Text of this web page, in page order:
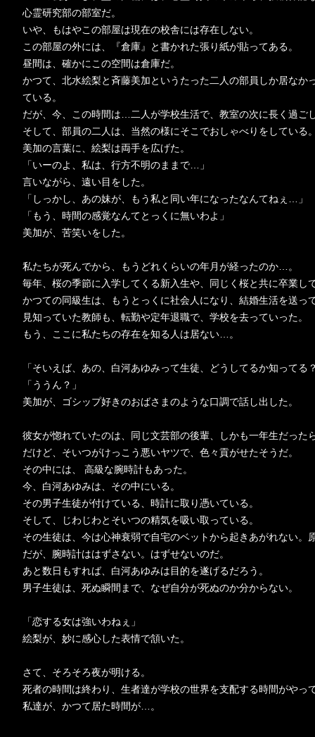
心霊研究部の部室だ。
いや、もはやこの部屋は現在の校舎には存在しない。
この部屋の外には、『倉庫』と書かれた張り紙が貼ってある。
昼間は、確かにこの空間は倉庫だ。
かつて、北水絵梨と斉藤美加というたった二人の部員しか居な
ている。
だが、今、この時間は…二人が学校生活で、教室の次に長く過ご
そして、部員の二人は、当然の様にそこでおしゃべりをしている
美加の言葉に、絵梨は両手を広げた。
「いーのよ、私は、行方不明のままで…」
言いながら、遠い目をした。
「しっかし、あの妹が、もう私と同い年になったなんてねぇ…」
「もう、時間の感覚なんてとっくに無いわよ」
美加が、苦笑いをした。
私たちが死んでから、もうどれくらいの年月が経ったのか…。
毎年、桜の季節に入学してくる新入生や、同じく桜と共に卒業
かつての同級生は、もうとっくに社会人になり、結婚生活を送っ
見知っていた教師も、転勤や定年退職で、学校を去っていった。
もう、ここに私たちの存在を知る人は居ない…。
「そいえば、あの、白河あゆみって生徒、どうしてるか知ってる
「ううん？」
美加が、ゴシップ好きのおばさまのような口調で話し出した。
彼女が惚れていたのは、同じ文芸部の後輩、しかも一年生だった
だけど、そいつがけっこう悪いヤツで、色々貢がせたそうだ。
その中には、 高級な腕時計もあった。
今、白河あゆみは、その中にいる。
その男子生徒が付けている、時計に取り憑いている。
そして、じわじわとそいつの精気を吸い取っている。
その生徒は、今は心神衰弱で自宅のベットから起きあがれない。
だが、腕時計ははずさない。はずせないのだ。
あと数日もすれば、白河あゆみは目的を遂げるだろう。
男子生徒は、死ぬ瞬間まで、なぜ自分が死ぬのか分からない。
「恋する女は強いわねぇ」
絵梨が、妙に感心した表情で頷いた。
さて、そろそろ夜が明ける。
死者の時間は終わり、生者達が学校の世界を支配する時間がやっ
私達が、かつて居た時間が…。